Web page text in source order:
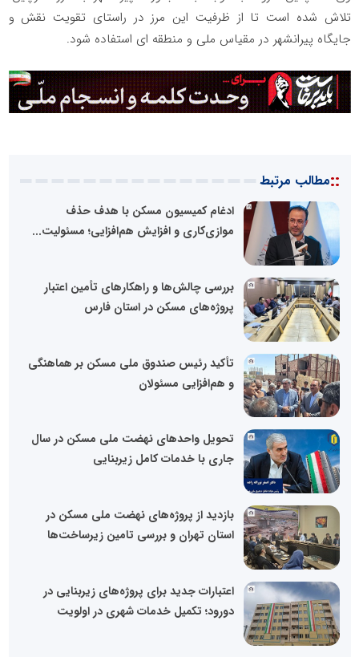
تلاش شده است تا از ظرفیت این مرز در راستای تقویت نقش و
جایگاه پیرانشهر در مقیاس ملی و منطقه ای استفاده شود.
::مطالب مرتبط
ادغام کمیسیون مسکن با هدف حذف
موازی‌کاری و افزایش هم‌افزایی؛ مسئولیت...
بررسی چالش‌ها و راهکارهای تأمین اعتبار
پروژه‌های مسکن در استان فارس
تأکید رئیس صندوق ملی مسکن بر هماهنگی
و هم‌افزایی مسئولان
تحویل واحدهای نهضت ملی مسکن در سال
جاری با خدمات کامل زیربنایی
بازدید از پروژه‌های نهضت ملی مسکن در
استان تهران و بررسی تامین زیرساخت‌ها
اعتبارات جدید برای پروژه‌های زیربنایی در
دورود؛ تکمیل خدمات شهری در اولویت